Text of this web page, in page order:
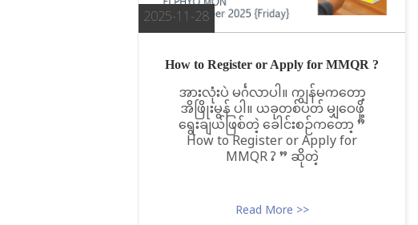
o
c
2025-11-28
How to Register or Apply for MMQR ?
အားလုံးပဲ မင်္ဂလာပါ။ ကျွန်မကတော့
အိဖြိုးမွန် ပါ။ ယခုတစ်ပတ် မျှဝေဖို့
ရွေးချယ်ဖြစ်တဲ့ ခေါင်းစဉ်ကတော့ ”
How to Register or Apply for
MMQR ? ” ဆိုတဲ့
Read More >>